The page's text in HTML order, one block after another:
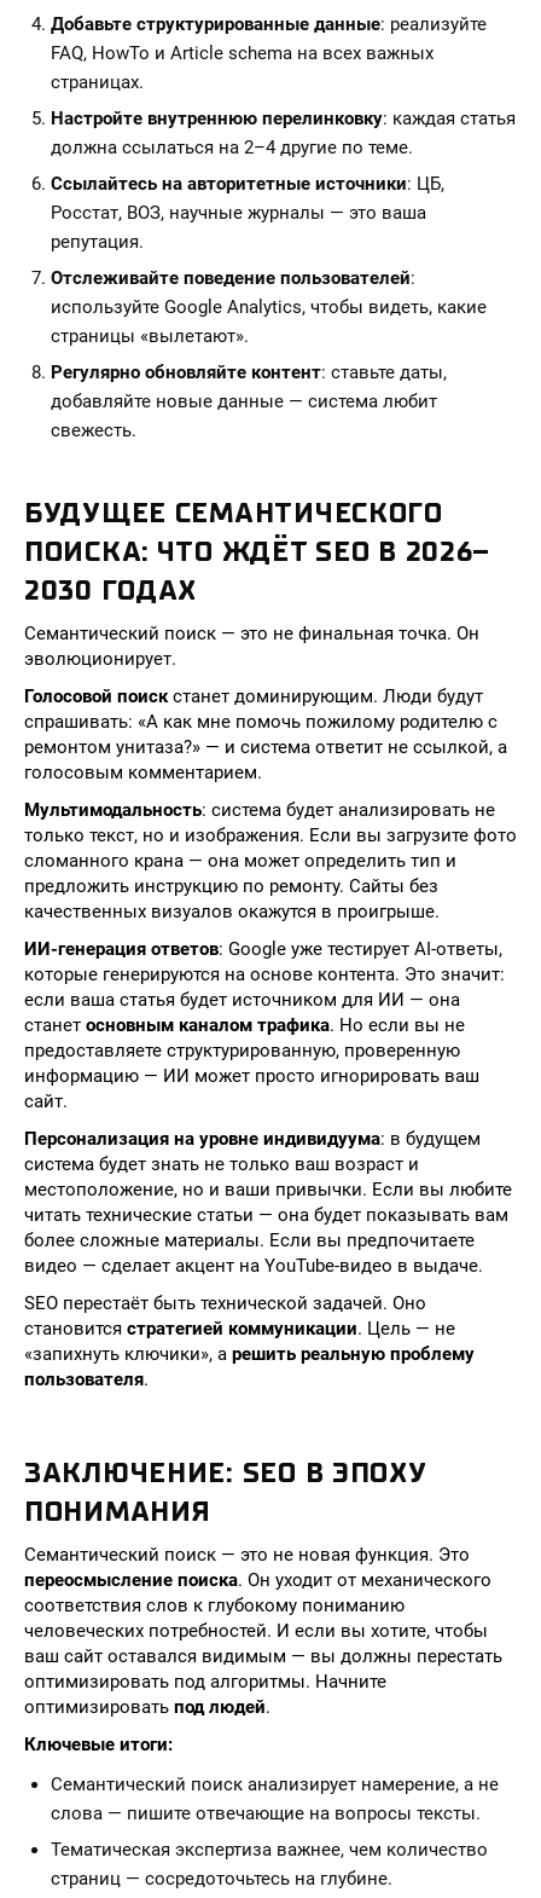
Добавьте структурированные данные: реализуйте
FAQ, HowTo и Article schema на всех важных
страницах.
Настройте внутреннюю перелинковку: каждая статья
должна ссылаться на 2–4 другие по теме.
Ссылайтесь на авторитетные источники: ЦБ,
Росстат, ВОЗ, научные журналы — это ваша
репутация.
Отслеживайте поведение пользователей:
используйте Google Analytics, чтобы видеть, какие
страницы «вылетают».
Регулярно обновляйте контент: ставьте даты,
добавляйте новые данные — система любит
свежесть.
БУДУЩЕЕ СЕМАНТИЧЕСКОГО
ПОИСКА: ЧТО ЖДЁТ SEO В 2026–
2030 ГОДАХ
Семантический поиск — это не финальная точка. Он
эволюционирует.
Голосовой поискстанет доминирующим. Люди будут
спрашивать: «А как мне помочь пожилому родителю с
ремонтом унитаза?» — и система ответит не ссылкой, а
голосовым комментарием.
Мультимодальность: система будет анализировать не
только текст, но и изображения. Если вы загрузите фото
сломанного крана — она может определить тип и
предложить инструкцию по ремонту. Сайты без
качественных визуалов окажутся в проигрыше.
ИИ-генерация ответов: Google уже тестирует AI-ответы,
которые генерируются на основе контента. Это значит:
если ваша статья будет источником для ИИ — она
станет основным каналом трафика. Но если вы не
предоставляете структурированную, проверенную
информацию — ИИ может просто игнорировать ваш
сайт.
Персонализация на уровне индивидуума: в будущем
система будет знать не только ваш возраст и
местоположение, но и ваши привычки. Если вы любите
читать технические статьи — она будет показывать вам
более сложные материалы. Если вы предпочитаете
видео — сделает акцент на YouTube-видео в выдаче.
SEO перестаёт быть технической задачей. Оно
становится стратегией коммуникации. Цель — не
«запихнуть ключики», а решить реальную проблему
пользователя.
ЗАКЛЮЧЕНИЕ: SEO В ЭПОХУ
ПОНИМАНИЯ
Семантический поиск — это не новая функция. Это
переосмысление поиска. Он уходит от механического
соответствия слов к глубокому пониманию
человеческих потребностей. И если вы хотите, чтобы
ваш сайт оставался видимым — вы должны перестать
оптимизировать под алгоритмы. Начните
оптимизировать под людей.
Ключевые итоги:
Семантический поиск анализирует намерение, а не
слова — пишите отвечающие на вопросы тексты.
Тематическая экспертиза важнее, чем количество
страниц — сосредоточьтесь на глубине.